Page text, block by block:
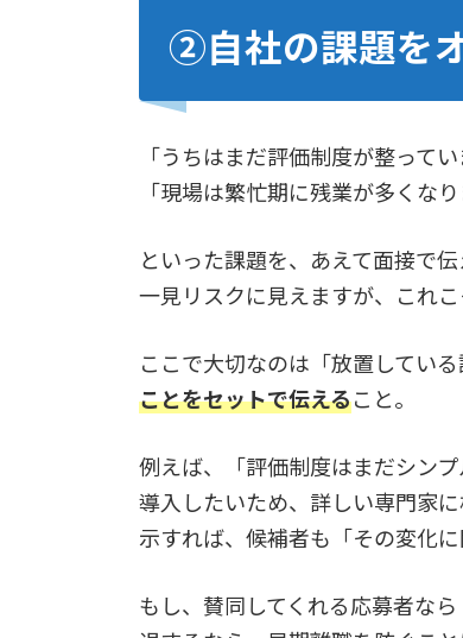
②自社の課題を
「うちはまだ評価制度が整ってい
「現場は繁忙期に残業が多くなり
といった課題を、あえて面接で伝
一見リスクに見えますが、これ
ここで大切なのは「放置している
ことをセットで伝えること。
例えば、「評価制度はまだシン
導入したいため、詳しい専門家
示すれば、候補者も「その変化
もし、賛同してくれる応募者な